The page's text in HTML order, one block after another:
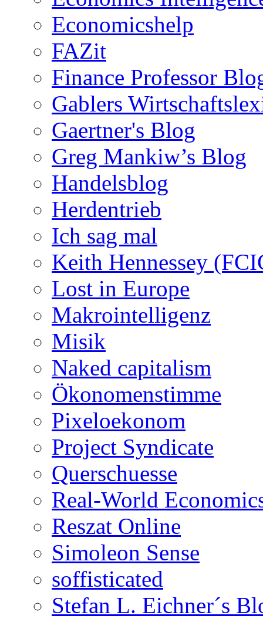
Economicshelp
FAZit
Finance Professor
Gablers
Gaertner's Blog
Greg Mankiw’s Blog
Handelsblog
Herdentrieb
Ich sag mal
Keith Hennessey
Lost in Europe
Makrointelligenz
Misik
Naked capitalism
Ökonomenstimme
Pixeloekonom
Project Syndicate
Querschuesse
Real-World
Reszat Online
Simoleon Sense
soffisticated
Stefan L. Eichner´s